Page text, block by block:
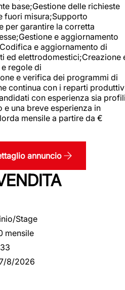
base;Gestione delle richieste
fuori misura;Supporto
per garantire la corretta
e aggiornamento
e aggiornamento di
ed elettrodomestici;Creazione
regole di
e verifica dei programmi di
continua con i reparti
con esperienza sia
una breve esperienza in
mensile a partire da €
annuncio
Stage
mensile
8/2026